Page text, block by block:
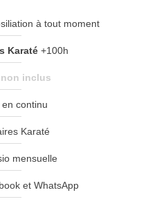
à tout moment
Karaté +100h
inclus
continu
Karaté
mensuelle
et WhatsApp